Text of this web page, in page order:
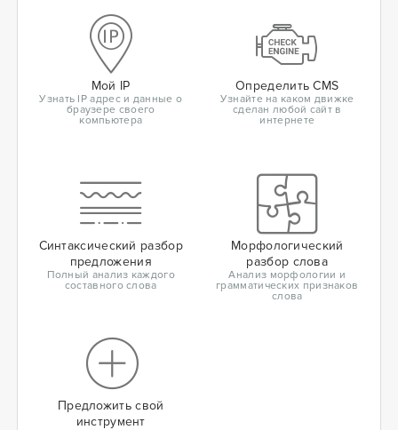
Мой IP
Узнать IP адрес и данные о
браузере своего
компьютера
Определить CMS
Узнайте на каком движке
сделан любой сайт в
интернете
Синтаксический разбор
предложения
Полный анализ каждого
составного слова
Морфологический
разбор слова
Анализ морфологии и
грамматических признаков
слова
Предложить свой
инструмент